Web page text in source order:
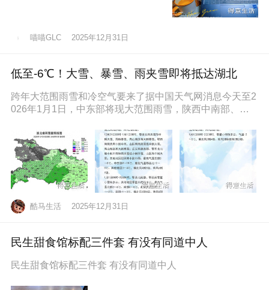
喵喵GLC 2025年12月31日
低至-6℃！大雪、暴雪、雨夹雪即将抵达湖北
跨年大范围雨雪和冷空气要来了据中国天气网消息今天至2
026年1月1日，中东部将现大范围雨雪，陕西中南部、山
酷马生活 2025年12月31日
民生甜食馆标配三件套 有没有同道中人
民生甜食馆标配三件套 有没有同道中人